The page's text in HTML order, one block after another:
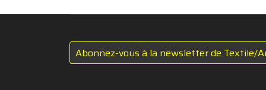
Abonnez-vous à la newsletter de Textile/